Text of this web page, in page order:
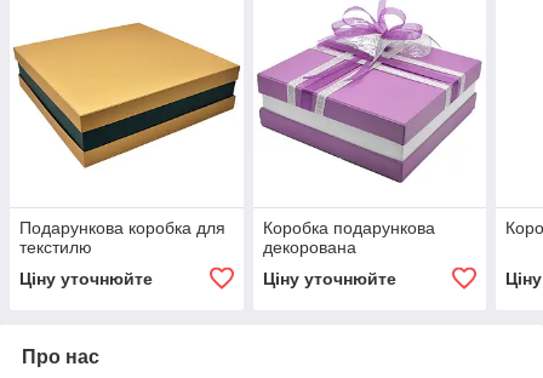
Подарункова коробка для
текстилю
Ціну уточнюйте
Коробка подарункова
декорована
Ціну уточнюйте
Про нас